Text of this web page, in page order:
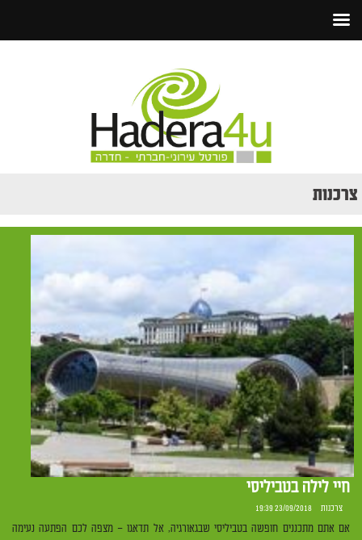
צרכנות
חיי לילה בטביליסי
צרכנות 23/09/2018 19:39
אם אתם מתכננים חופשה בטביליסי שבגאורגיה, אל תדאגו – מצפה לכם הפתעה נעימה